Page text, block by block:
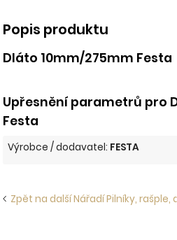
Popis produktu
Dláto 10mm/275mm Festa
Upřesnění parametrů pro
Festa
Výrobce / dodavatel: FESTA
Zpět na další Nářadí Pilníky, rašple,